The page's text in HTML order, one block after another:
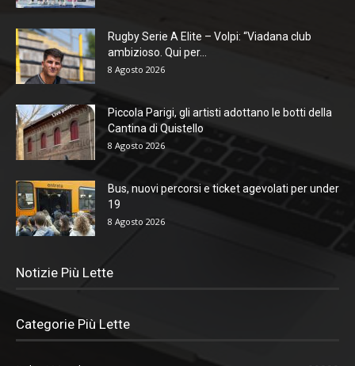
Rugby Serie A Elite – Volpi: “Viadana club
ambizioso. Qui per...
8 Agosto 2026
Piccola Parigi, gli artisti adottano le botti della
Cantina di Quistello
8 Agosto 2026
Bus, nuovi percorsi e ticket agevolati per under
19
8 Agosto 2026
Notizie Più Lette
Categorie Più Lette